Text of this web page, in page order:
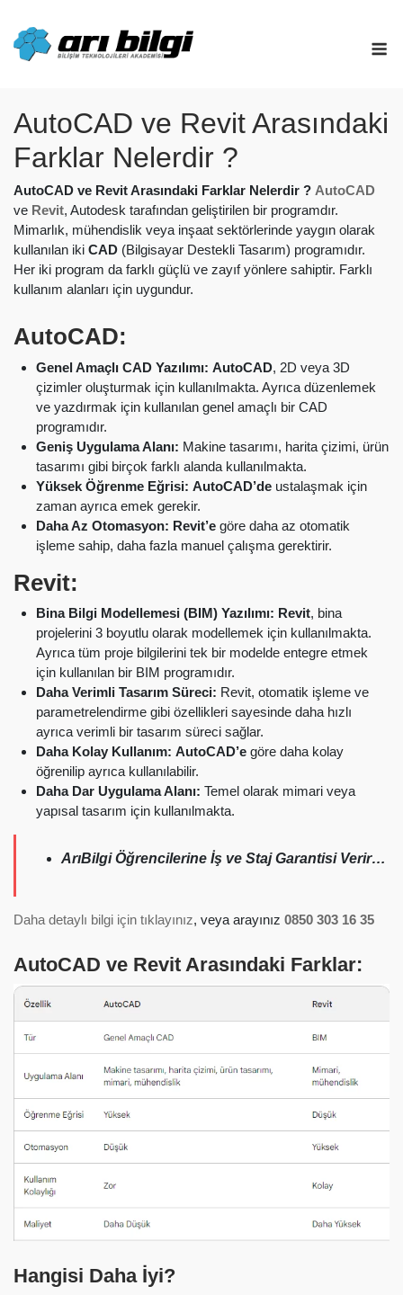
content
AutoCAD ve Revit Arasındaki
Farklar Nelerdir ?
AutoCAD ve Revit Arasındaki Farklar Nelerdir ? AutoCAD
ve Revit, Autodesk tarafından geliştirilen bir programdır.
Mimarlık, mühendislik veya inşaat sektörlerinde yaygın olarak
kullanılan iki CAD (Bilgisayar Destekli Tasarım) programıdır.
Her iki program da farklı güçlü ve zayıf yönlere sahiptir. Farklı
kullanım alanları için uygundur.
AutoCAD:
Genel Amaçlı CAD Yazılımı: AutoCAD, 2D veya 3D
çizimler oluşturmak için kullanılmakta. Ayrıca düzenlemek
ve yazdırmak için kullanılan genel amaçlı bir CAD
programıdır.
Geniş Uygulama Alanı: Makine tasarımı, harita çizimi, ürün
tasarımı gibi birçok farklı alanda kullanılmakta.
Yüksek Öğrenme Eğrisi: AutoCAD’de ustalaşmak için
zaman ayrıca emek gerekir.
Daha Az Otomasyon: Revit’e göre daha az otomatik
işleme sahip, daha fazla manuel çalışma gerektirir.
Revit:
Bina Bilgi Modellemesi (BIM) Yazılımı: Revit, bina
projelerini 3 boyutlu olarak modellemek için kullanılmakta.
Ayrıca tüm proje bilgilerini tek bir modelde entegre etmek
için kullanılan bir BIM programıdır.
Daha Verimli Tasarım Süreci: Revit, otomatik işleme ve
parametrelendirme gibi özellikleri sayesinde daha hızlı
ayrıca verimli bir tasarım süreci sağlar.
Daha Kolay Kullanım: AutoCAD’e göre daha kolay
öğrenilip ayrıca kullanılabilir.
Daha Dar Uygulama Alanı: Temel olarak mimari veya
yapısal tasarım için kullanılmakta.
ArıBilgi Öğrencilerine İş ve Staj Garantisi Verir…
Daha detaylı bilgi için tıklayınız, veya arayınız 0850 303 16 35
AutoCAD ve Revit Arasındaki Farklar:
Hangisi Daha İyi?